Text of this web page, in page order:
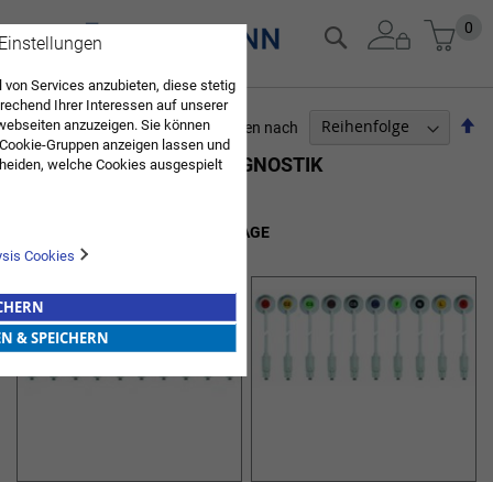
Zum
Inhalt
0
Suche
Sortieren nach
ZUBEHÖR STRÄSSLE SAUGANLAGE
KARDIOPULMONALE DIAGNOSTIK
Services anzubieten, diese stetig
Ihrer Interessen auf unserer
anzuzeigen. Sie können
Gruppen anzeigen lassen und
welche Cookies ausgespielt
Cookies
& SPEICHERN